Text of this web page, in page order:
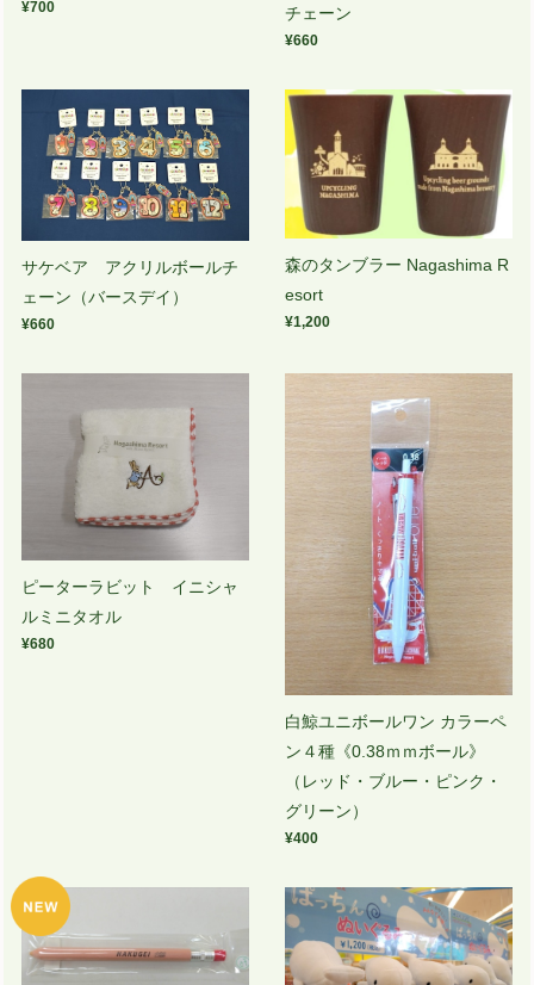
¥700
チェーン
¥660
サケベア アクリルボールチ
ェーン（バースデイ）
¥660
森のタンブラー Nagashima R
esort
¥1,200
ピーターラビット イニシャ
ルミニタオル
¥680
白鯨ユニボールワン カラーペ
ン４種《0.38ｍｍボール》
（レッド・ブルー・ピンク・
グリーン）
¥400